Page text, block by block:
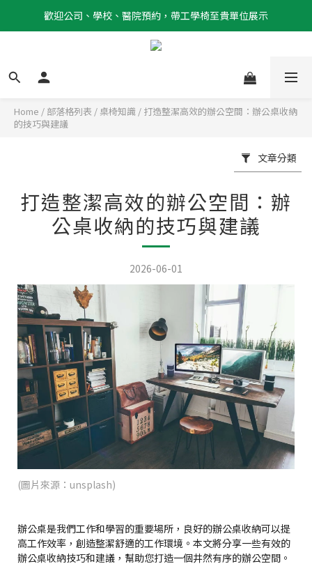
歡迎公司、學校、醫院預約，帶工學椅至貴單位展示
Home / 部落格列表 / 桌椅知識 / 打造整潔高效的辦公空間：辦公桌收納
的技巧與建議
文章分類
打造整潔高效的辦公空間：辦
公桌收納的技巧與建議
2026-06-01
(圖片來源：unsplash)
辦公桌是我們工作和學習的重要場所，良好的辦公桌收納可以提
高工作效率，創造整潔舒適的工作環境。本文將分享一些有效的
辦公桌收納技巧和建議，幫助您打造一個井然有序的辦公空間。